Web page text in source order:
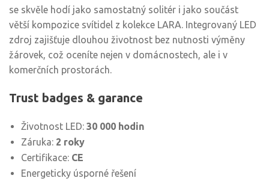
se skvěle hodí jako samostatný solitér i jako součást
větší kompozice svítidel z kolekce LARA. Integrovaný LED
zdroj zajišťuje dlouhou životnost bez nutnosti výměny
žárovek, což oceníte nejen v domácnostech, ale i v
komerčních prostorách.
Trust badges & garance
Životnost LED: 30 000 hodin
Záruka: 2 roky
Certifikace: CE
Energeticky úsporné řešení